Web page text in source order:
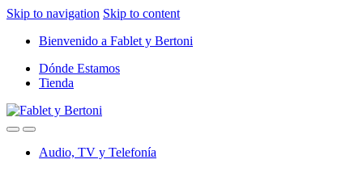
Skip to navigation Skip to content
Bienvenido a Fablet y Bertoni
Dónde Estamos
Tienda
Audio, TV y Telefonía